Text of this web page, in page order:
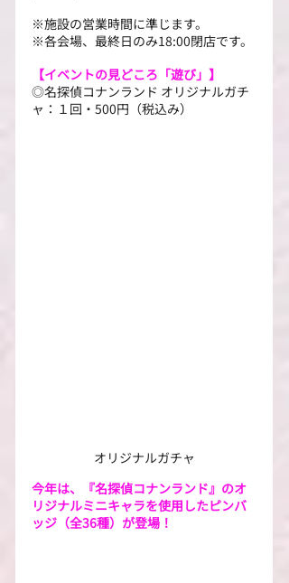
※施設の営業時間に準じます。
※各会場、最終日のみ18:00閉店です。
【イベントの見どころ「遊び」】
◎名探偵コナンランド オリジナルガチ
ャ：１回・500円（税込み）
オリジナルガチャ
今年は、『名探偵コナンランド』のオ
リジナルミニキャラを使用したピンバ
ッジ（全36種）が登場！